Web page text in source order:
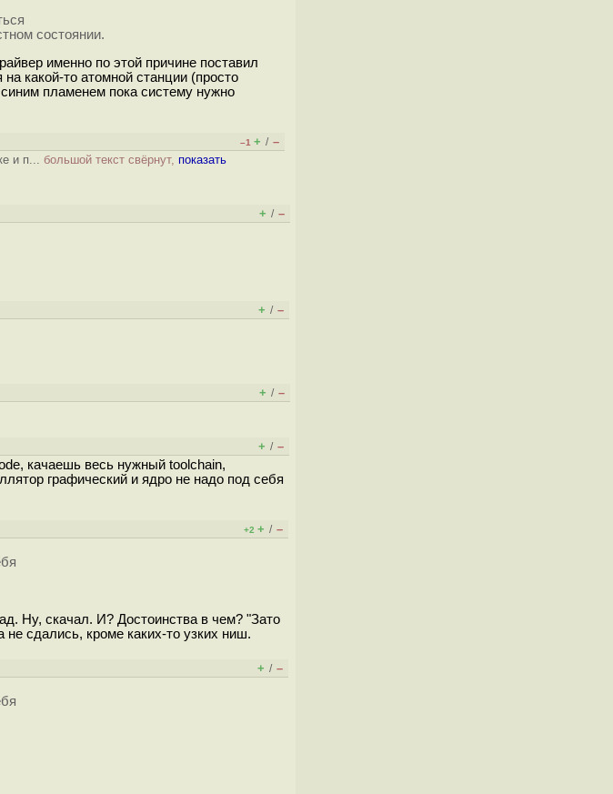
состоянии.
именно по этой причине поставил
какой-то атомной станции (просто
пламенем пока систему нужно
–1 + / –
и п... большой текст свёрнут, показать
+ / –
+ / –
+ / –
+ / –
качаешь весь нужный toolchain,
графический и ядро не надо под себя
+2 + / –
Ну, скачал. И? Достоинства в чем? "Зато
сдались, кроме каких-то узких ниш.
+ / –